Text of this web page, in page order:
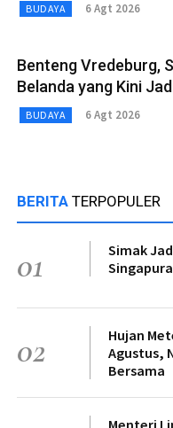
BUDAYA 6 Agt 2026
Benteng Vredeburg,
Belanda yang Kini
BUDAYA 6 Agt 2026
BERITA TERPOPULER
01
Simak
Singapura
02
Hujan
Agustus,
Bersama
Menteri